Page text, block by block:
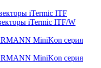
iTermic ITF
iTermic ITF/W
MiniKon серия
MiniKon серия